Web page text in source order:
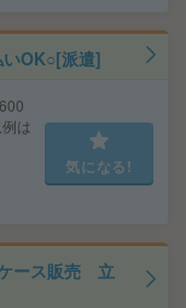
OK○[派遣]
は
気になる!
ース販売 立